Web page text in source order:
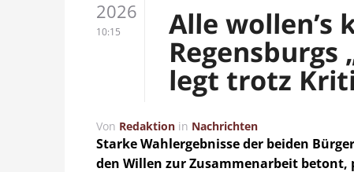
2026
10:15 Alle wollen’s
legt trotz
Von Redaktion in Nachrichten
Starke Wahlergebnisse der beiden
den Willen zur Zusammenarbeit betont,